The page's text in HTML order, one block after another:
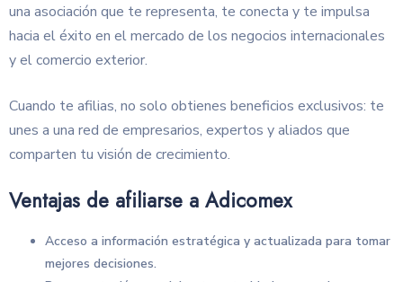
una asociación que te representa, te conecta y te impulsa
hacia el éxito en el mercado de los negocios internacionales
y el comercio exterior.
Cuando te afilias, no solo obtienes beneficios exclusivos: te
unes a una red de empresarios, expertos y aliados que
comparten tu visión de crecimiento.
Ventajas de afiliarse a Adicomex
Acceso a información estratégica y actualizada para tomar
mejores decisiones.